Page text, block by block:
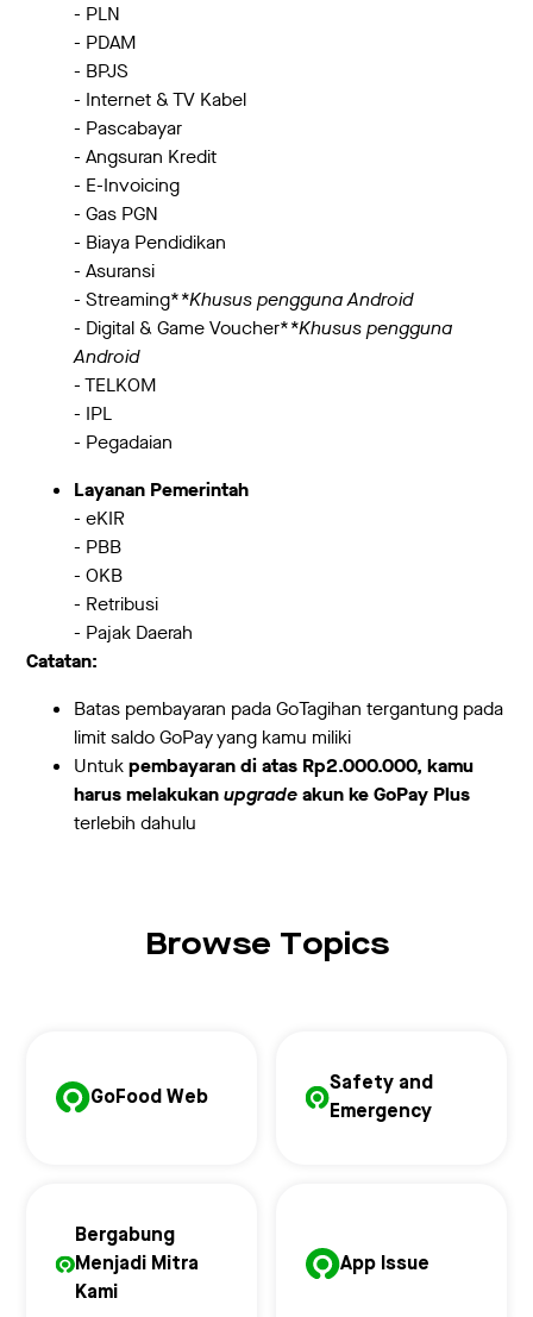
- PLN
- PDAM
- BPJS
- Internet & TV Kabel
- Pascabayar
- Angsuran Kredit
- E-Invoicing
- Gas PGN
- Biaya Pendidikan
- Asuransi
- Streaming**Khusus pengguna Android
- Digital & Game Voucher**Khusus pengguna
Android
- TELKOM
- IPL
- Pegadaian
Layanan Pemerintah
- eKIR
- PBB
- OKB
- Retribusi
- Pajak Daerah
Catatan:
Batas pembayaran pada GoTagihan tergantung pada
limit saldo GoPay yang kamu miliki
Untukpembayaran di atas Rp2.000.000, kamu
harus melakukanupgradeakun ke GoPay Plus
terlebih dahulu
Browse Topics
GoFood Web
Safety and
Emergency
Bergabung
Menjadi Mitra
Kami
App Issue